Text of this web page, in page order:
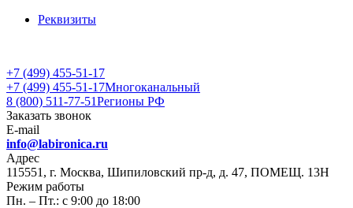
Реквизиты
+7 (499) 455-51-17
+7 (499) 455-51-17Многоканальный
8 (800) 511-77-51Регионы РФ
Заказать звонок
E-mail
info@labironica.ru
Адрес
115551, г. Москва, Шипиловский пр-д, д. 47, ПОМЕЩ. 13Н
Режим работы
Пн. – Пт.: с 9:00 до 18:00